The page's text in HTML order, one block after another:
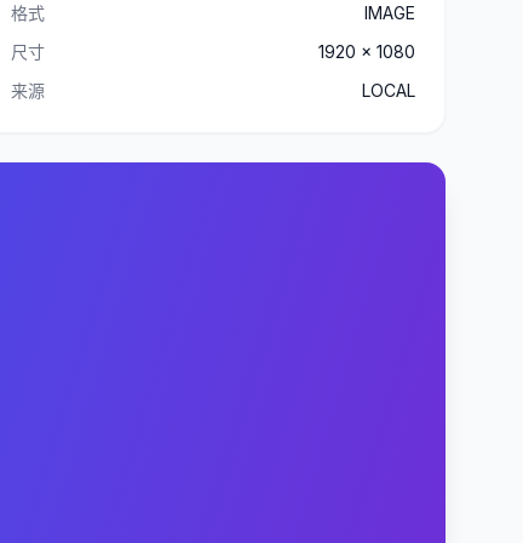
格式
IMAGE
尺寸
1920 x 1080
来源
LOCAL